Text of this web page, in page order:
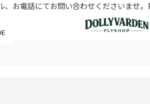
、お電話にてお問い合わせくださいませ